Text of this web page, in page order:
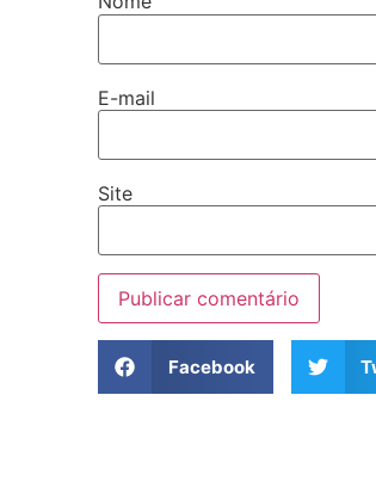
E-mail
Site
Facebook